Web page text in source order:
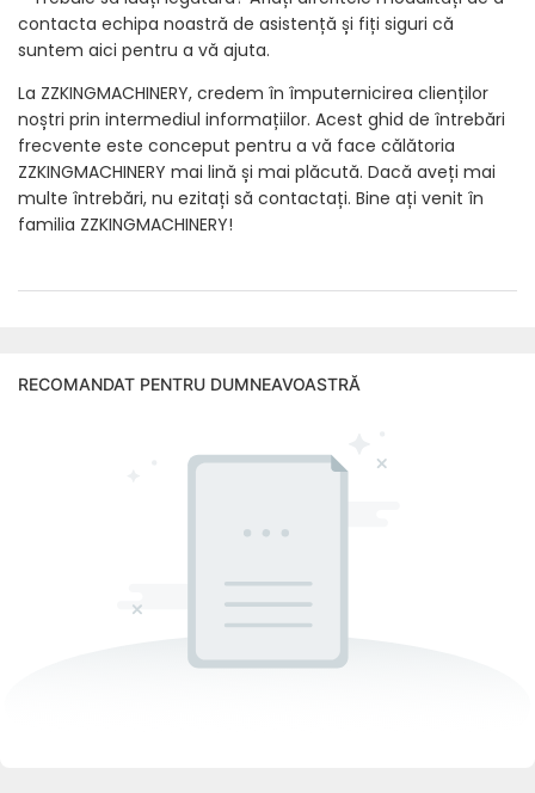
contacta echipa noastră de asistență și fiți siguri că
suntem aici pentru a vă ajuta.
La ZZKINGMACHINERY, credem în împuternicirea clienților
noștri prin intermediul informațiilor. Acest ghid de întrebări
frecvente este conceput pentru a vă face călătoria
ZZKINGMACHINERY mai lină și mai plăcută. Dacă aveți mai
multe întrebări, nu ezitați să contactați. Bine ați venit în
familia ZZKINGMACHINERY!
RECOMANDAT PENTRU DUMNEAVOASTRĂ